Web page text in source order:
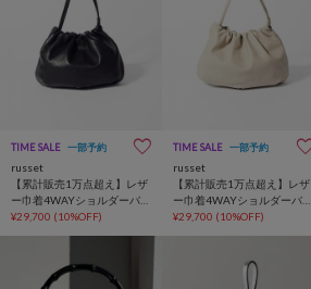
TIME SALE 一部予約
russet
【累計販売1万点超え】レザ
ー巾着4WAYショルダーバッ
グ
¥29,700 (10%OFF)
TIME SALE 一部予約
russet
【累計販売1万点超え】レザ
ー巾着4WAYショルダーバッ
グ
¥29,700 (10%OFF)